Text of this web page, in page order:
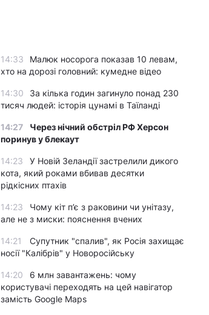
14:33
Малюк носорога показав 10 левам,
хто на дорозі головний: кумедне відео
14:30
За кілька годин загинуло понад 230
тисяч людей: історія цунамі в Таїланді
14:27
Через нічний обстріл РФ Херсон
поринув у блекаут
14:23
У Новій Зеландії застрелили дикого
кота, який роками вбивав десятки
рідкісних птахів
14:23
Чому кіт п’є з раковини чи унітазу,
але не з миски: пояснення вчених
14:21
Супутник "спалив", як Росія захищає
носії "Калібрів" у Новоросійську
14:20
6 млн завантажень: чому
користувачі переходять на цей навігатор
замість Google Maps